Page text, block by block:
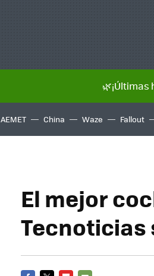
AEMET China Waze Fallout
El mejor
Tecnoticias